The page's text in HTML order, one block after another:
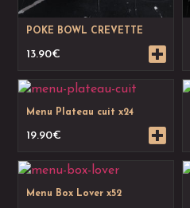
POKE BOWL CREVETTE
13.90€
Menu Plateau cuit x24
19.90€
Menu Box Lover x52